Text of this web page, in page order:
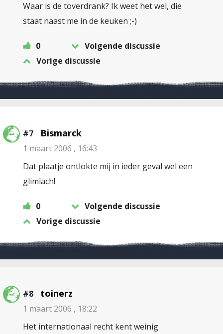
Waar is de toverdrank? Ik weet het wel, die
staat naast me in de keuken ;-)
0
Volgende discussie
Vorige discussie
#7 Bismarck
1 maart 2006 , 16:43
Dat plaatje ontlokte mij in ieder geval wel een
glimlach!
0
Volgende discussie
Vorige discussie
#8 toinerz
1 maart 2006 , 18:22
Het internationaal recht kent weinig